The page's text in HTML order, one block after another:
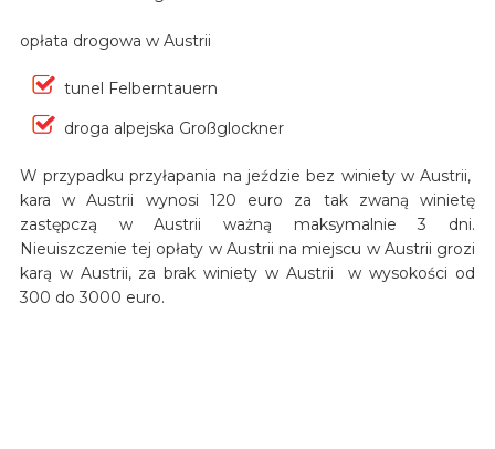
opłata drogowa w Austrii
tunel Felberntauern
droga alpejska Großglockner
W przypadku przyłapania na jeździe bez winiety w Austrii,
kara w Austrii wynosi 120 euro za tak zwaną winietę
zastępczą w Austrii ważną maksymalnie 3 dni.
Nieuiszczenie tej opłaty w Austrii na miejscu w Austrii grozi
karą w Austrii, za brak winiety w Austrii w wysokości od
300 do 3000 euro.